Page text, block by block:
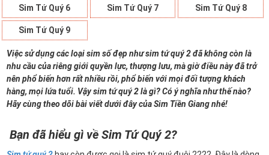
Sim Tứ Quý 6 Sim Tứ Quý 7 Sim Tứ Quý 8
Sim Tứ Quý 9
Việc sử dụng các loại sim số đẹp như sim tứ quý 2 đã không còn là
nhu cầu của riêng giới quyền lực, thượng lưu, mà giờ điều này đã trở
nên phổ biến hơn rất nhiều rồi, phổ biến với mọi đối tượng khách
hàng, mọi lứa tuổi. Vậy sim tứ quý 2 là gì? Có ý nghĩa như thế nào?
Hãy cùng theo dõi bài viết dưới đây của Sim Tiền Giang nhé!
Bạn đã hiểu gì về Sim Tứ Quý 2?